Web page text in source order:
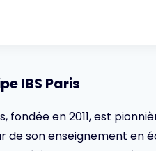
IBS Paris
fondée en 2011, est
de son enseignement en